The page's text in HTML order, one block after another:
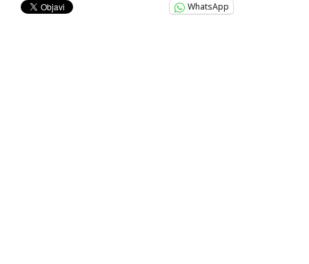
WhatsApp